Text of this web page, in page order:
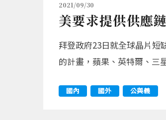
2021/09/30
美要求提供供應
拜登政府23日就全球晶片
的計畫，蘋果、英特爾、三
國內 國外 公與義